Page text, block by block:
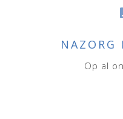
NAZORG
Op al